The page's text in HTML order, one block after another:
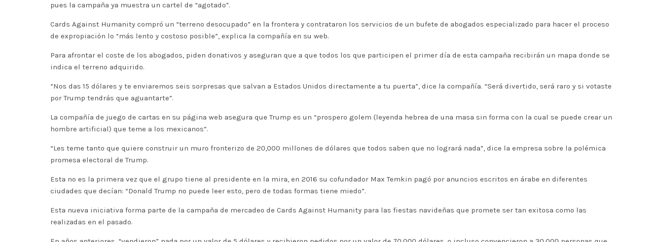
pues la campaña ya muestra un cartel de “agotado”.
Cards Against Humanity compró un “terreno desocupado” en la frontera y contrataron los servicios de un bufete de abogados especializado para hacer el proceso
de expropiación lo “más lento y costoso posible”, explica la compañía en su web.
Para afrontar el coste de los abogados, piden donativos y aseguran que a que todos los que participen el primer día de esta campaña recibirán un mapa donde se
indica el terreno adquirido.
“Nos das 15 dólares y te enviaremos seis sorpresas que salvan a Estados Unidos directamente a tu puerta”, dice la compañía. “Será divertido, será raro y si votaste
por Trump tendrás que aguantarte”.
La compañía de juego de cartas en su página web asegura que Trump es un “prospero golem (leyenda hebrea de una masa sin forma con la cual se puede crear un
hombre artificial) que teme a los mexicanos”.
“Les teme tanto que quiere construir un muro fronterizo de 20,000 millones de dólares que todos saben que no logrará nada”, dice la empresa sobre la polémica
promesa electoral de Trump.
Esta no es la primera vez que el grupo tiene al presidente en la mira, en 2016 su cofundador Max Temkin pagó por anuncios escritos en árabe en diferentes
ciudades que decían: “Donald Trump no puede leer esto, pero de todas formas tiene miedo”.
Esta nueva iniciativa forma parte de la campaña de mercadeo de Cards Against Humanity para las fiestas navideñas que promete ser tan exitosa como las
realizadas en el pasado.